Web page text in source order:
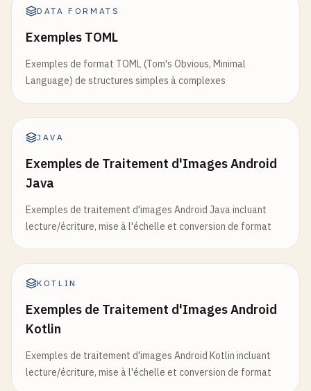
DATA FORMATS
Exemples TOML
Exemples de format TOML (Tom's Obvious, Minimal
Language) de structures simples à complexes
JAVA
Exemples de Traitement d'Images Android
Java
Exemples de traitement d'images Android Java incluant
lecture/écriture, mise à l'échelle et conversion de format
KOTLIN
Exemples de Traitement d'Images Android
Kotlin
Exemples de traitement d'images Android Kotlin incluant
lecture/écriture, mise à l'échelle et conversion de format